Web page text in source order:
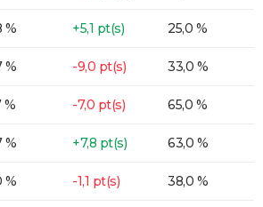
% +5,1 pt(s) 25,0 %
% -9,0 pt(s) 33,0 %
% -7,0 pt(s) 65,0 %
% +7,8 pt(s) 63,0 %
% -1,1 pt(s) 38,0 %